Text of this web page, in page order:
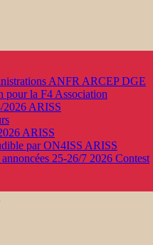
ANFR ARCEP DGE
pour la F4 Association
2026 ARISS
ARISS
par ON4ISS ARISS
25-26/7 2026 Contest